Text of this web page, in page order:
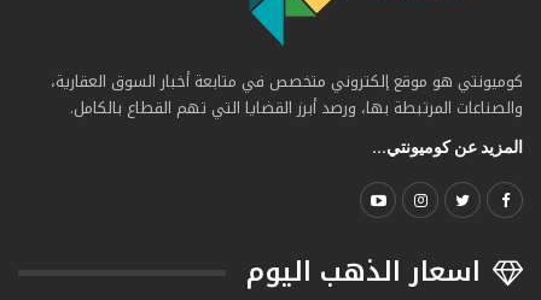
كوميونتي هو موقع إلكتروني متخصص في متابعة أخبار السوق العقارية،
والصناعات المرتبطة بها، ورصد أبرز القضايا التي تهم القطاع بالكامل.
المزيد عن كوميونتي...
اسعار الذهب اليوم